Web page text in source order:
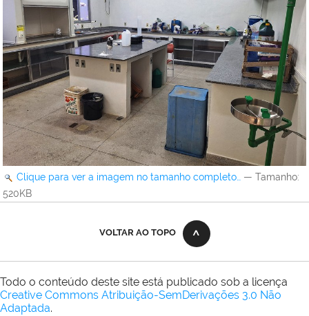
Clique para ver a imagem no tamanho completo… — Tamanho:
520KB
VOLTAR AO TOPO
Todo o conteúdo deste site está publicado sob a licença
Creative Commons Atribuição-SemDerivações 3.0 Não
Adaptada.